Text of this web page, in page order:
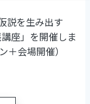
説を生み出す
座」を開催しま
＋会場開催）